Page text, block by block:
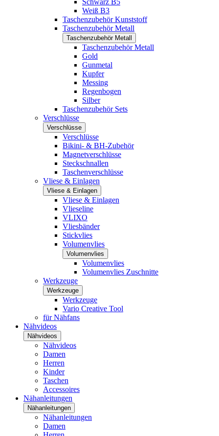
Schwarz B5
Weiß B3
Taschenzubehör Kunststoff
Taschenzubehör Metall
Taschenzubehör Metall
Taschenzubehör Metall
Gold
Gunmetal
Kupfer
Messing
Regenbogen
Silber
Taschenzubehör Sets
Verschlüsse
Verschlüsse
Verschlüsse
Bikini- & BH-Zubehör
Magnetverschlüsse
Steckschnallen
Taschenverschlüsse
Vliese & Einlagen
Vliese & Einlagen
Vliese & Einlagen
Vlieseline
VLIXO
Vliesbänder
Stickvlies
Volumenvlies
Volumenvlies
Volumenvlies
Volumenvlies Zuschnitte
Werkzeuge
Werkzeuge
Werkzeuge
Vario Creative Tool
für Nähfans
Nähvideos
Nähvideos
Nähvideos
Damen
Herren
Kinder
Taschen
Accessoires
Nähanleitungen
Nähanleitungen
Nähanleitungen
Damen